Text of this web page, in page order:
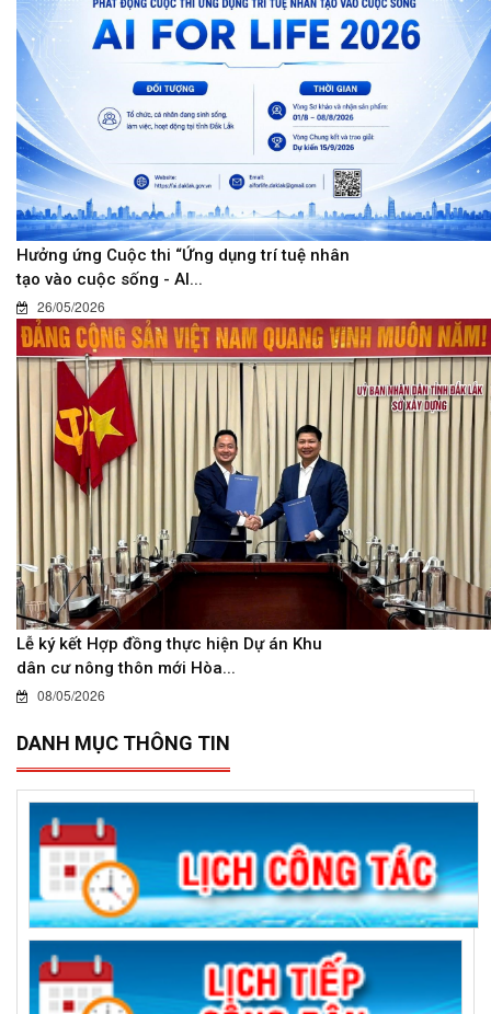
Hưởng ứng Cuộc thi “Ứng dụng trí tuệ nhân
tạo vào cuộc sống - AI...
26/05/2026
Lễ ký kết Hợp đồng thực hiện Dự án Khu
dân cư nông thôn mới Hòa...
08/05/2026
DANH MỤC THÔNG TIN